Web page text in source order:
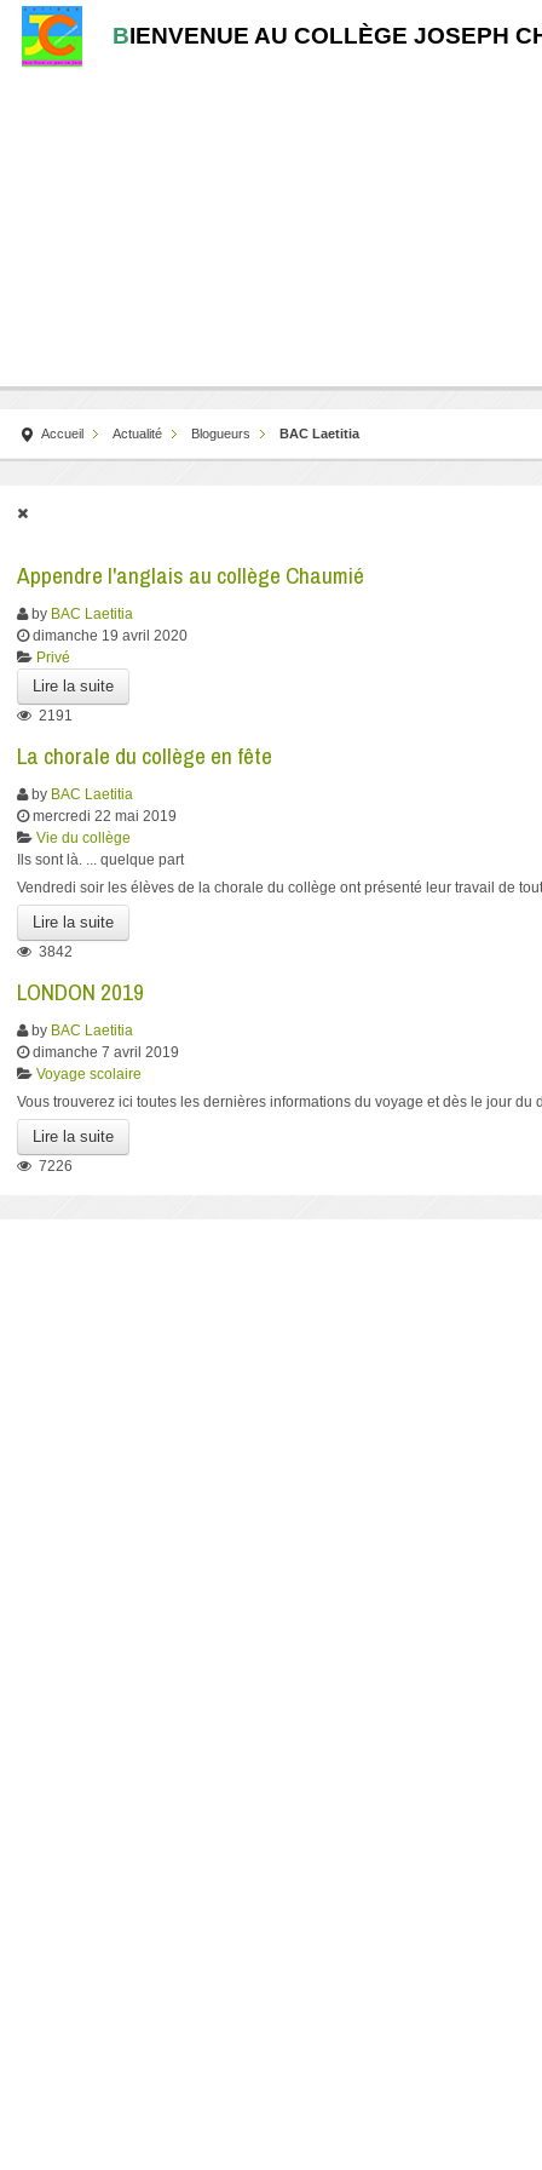
BIENVENUE AU COLLÈGE JOSEPH
Accueil Actualité Blogueurs BAC Laetitia
Appendre l'anglais au collège Chaumié
by BAC Laetitia
dimanche 19 avril 2020
Privé
Lire la suite
2191
La chorale du collège en fête
by BAC Laetitia
mercredi 22 mai 2019
Vie du collège
Ils sont là. ... quelque part
Vendredi soir les élèves de la chorale du collège ont présenté leur travail de
Lire la suite
3842
LONDON 2019
by BAC Laetitia
dimanche 7 avril 2019
Voyage scolaire
Vous trouverez ici toutes les dernières informations du voyage et dès le jour du
Lire la suite
7226